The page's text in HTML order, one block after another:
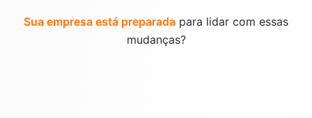
Sua empresa está preparada para lidar com essas
mudanças?